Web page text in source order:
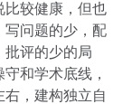
比较健康，但也
写问题的少，配
批评的少的局
和学术底线，
，建构独立自